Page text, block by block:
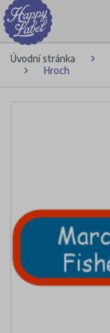
Úvodní stránka
Hroch